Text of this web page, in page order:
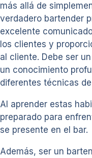
más allá de
verdadero bartender
excelente
los clientes y
al cliente. Debe ser
un conocimiento
diferentes técnicas
Al aprender estas
preparado para
se presente en el bar.
Además, ser un